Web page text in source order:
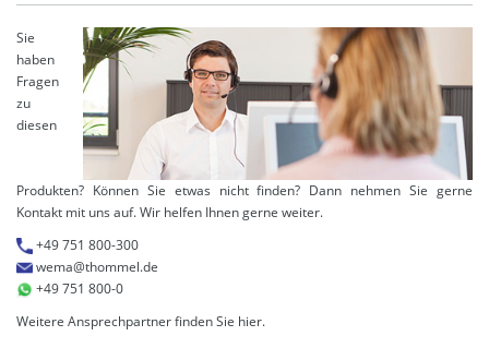
Sie
haben
Fragen
zu
diesen
Produkten? Können Sie etwas nicht finden? Dann nehmen Sie gerne
Kontakt mit uns auf. Wir helfen Ihnen gerne weiter.
+49 751 800-300
wema@thommel.de
+49 751 800-0
Weitere Ansprechpartner finden Sie hier.